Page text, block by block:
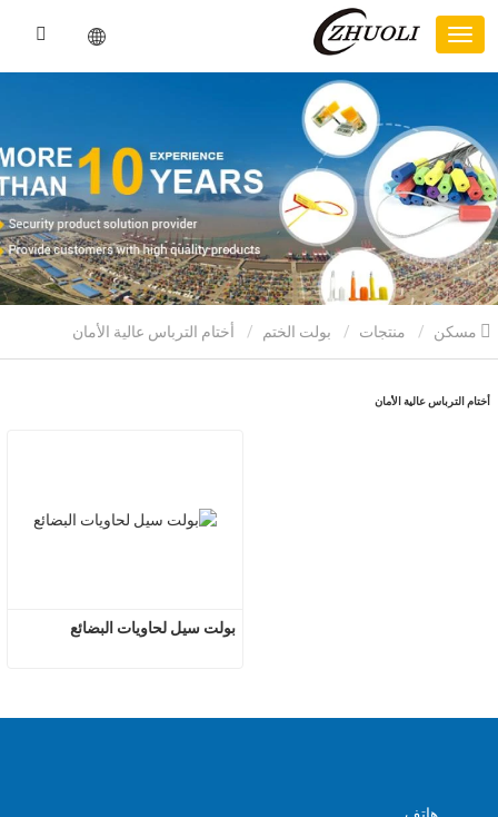
منتجات بولت الختم
أختام الترباس عالية الأمان
بولت سيل لحاويات البضائع